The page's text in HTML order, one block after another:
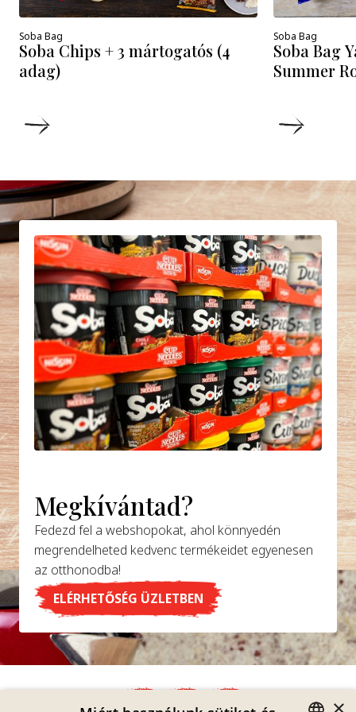
Soba Bag
Soba Chips + 3 mártogatós (4
adag)
Soba Bag
Soba Bag
Summer
Megkívántad?
Fedezd fel a webshopokat, ahol könnyedén
megrendelheted kedvenc termékeidet egyenesen
az otthonodba!
ELÉRHETŐSÉG ÜZLETBEN